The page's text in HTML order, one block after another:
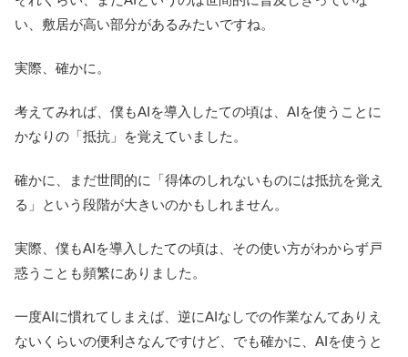
い、敷居が高い部分があるみたいですね。
実際、確かに。
考えてみれば、僕もAIを導入したての頃は、AIを使うことに
かなりの「抵抗」を覚えていました。
確かに、まだ世間的に「得体のしれないものには抵抗を覚え
る」という段階が大きいのかもしれません。
実際、僕もAIを導入したての頃は、その使い方がわからず戸
惑うことも頻繁にありました。
一度AIに慣れてしまえば、逆にAIなしでの作業なんてありえ
ないくらいの便利さなんですけど、でも確かに、AIを使うと